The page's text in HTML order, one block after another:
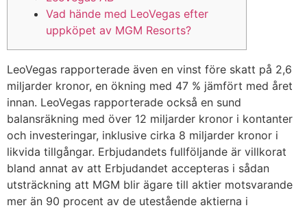
Vad hände med LeoVegas efter
uppköpet av MGM Resorts?
LeoVegas rapporterade även en vinst före skatt på 2,6
miljarder kronor, en ökning med 47 % jämfört med året
innan. LeoVegas rapporterade också en sund
balansräkning med över 12 miljarder kronor i kontanter
och investeringar, inklusive cirka 8 miljarder kronor i
likvida tillgångar. Erbjudandets fullföljande är villkorat
bland annat av att Erbjudandet accepteras i sådan
utsträckning att MGM blir ägare till aktier motsvarande
mer än 90 procent av de utestående aktierna i